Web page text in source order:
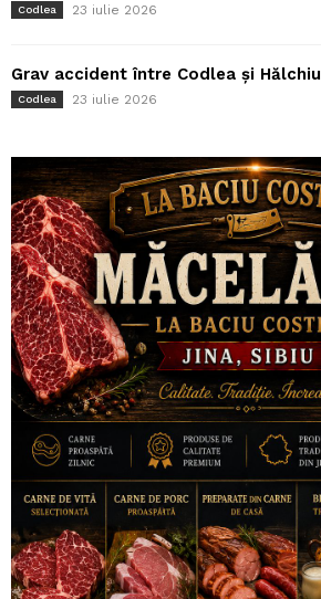
Codlea 23 iulie 2026
Grav accident între Codlea și Hălchiu
Codlea 23 iulie 2026